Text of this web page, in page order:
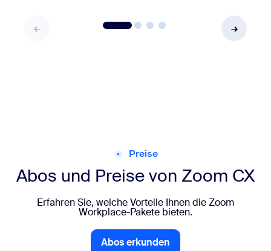
Preise
Abos und Preise von Zoom CX
Erfahren Sie, welche Vorteile Ihnen die Zoom
Workplace-Pakete bieten.
Abos erkunden